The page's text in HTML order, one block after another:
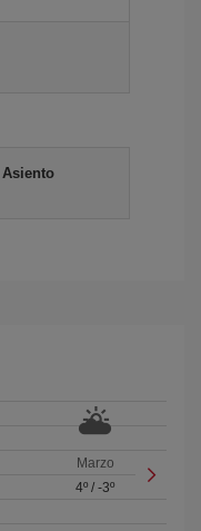
Marzo
4º /-3º